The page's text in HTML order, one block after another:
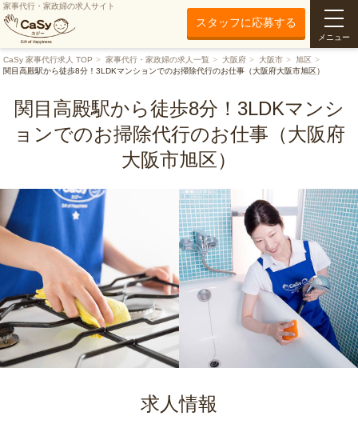
家事代行・家政婦の求人サイト
スタッフに応募する
メニュー
CaSy 家事代行求人 TOP 家事代行・家政婦の求人一覧 大阪府 大阪市
旭区
関目高殿駅から徒歩8分！3LDKマンションでのお掃除代行のお仕事（大阪府大阪市旭区）
関目高殿駅から徒歩8分！3LDKマンシ
ョンでのお掃除代行のお仕事（大阪府
大阪市旭区）
求人情報